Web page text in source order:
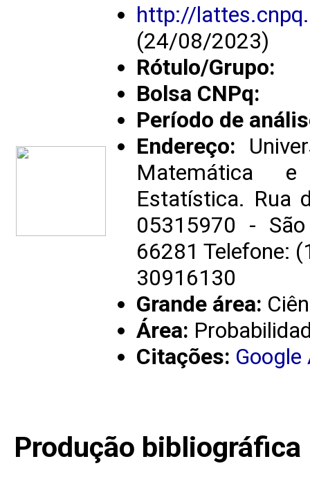
http://
(24/08/2023)
Rótulo/Grupo:
Bolsa CNPq:
Período de
Endereço:
Matemática
Estatística. Rua
05315970 -
66281 Telefone:
30916130
Grande área:
Área:
Citações:
Produção bibliográfica